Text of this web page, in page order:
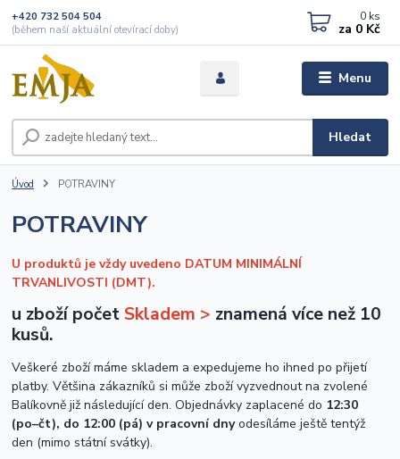
Menu
Hledat
+420 732 504 504
(během naší aktuální otevírací doby)
0 ks
za 0 Kč
Úvod POTRAVINY
POTRAVINY
U produktů je vždy uvedeno DATUM MINIMÁLNÍ
TRVANLIVOSTI (DMT).
u zboží počet Skladem > znamená více než 10
kusů.
Veškeré zboží máme skladem a expedujeme ho ihned po přijetí
platby. Většina zákazníků si může zboží vyzvednout na zvolené
Balíkovně již následující den. Objednávky zaplacené do 12:30
(po–čt), do 12:00 (pá) v pracovní dnyodesíláme ještě tentýž
den (mimo státní svátky).